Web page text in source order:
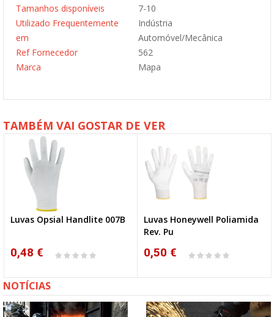
Tamanhos disponíveis
7-10
Utilizado Frequentemente
em
Indústria
Automóvel/Mecânica
Ref Fornecedor
562
Marca
Mapa
TAMBÉM VAI GOSTAR DE VER
Luvas Opsial Handlite 007B
0,48 €
Luvas Honeywell Poliamida
Rev. Pu
0,50 €
NOTÍCIAS